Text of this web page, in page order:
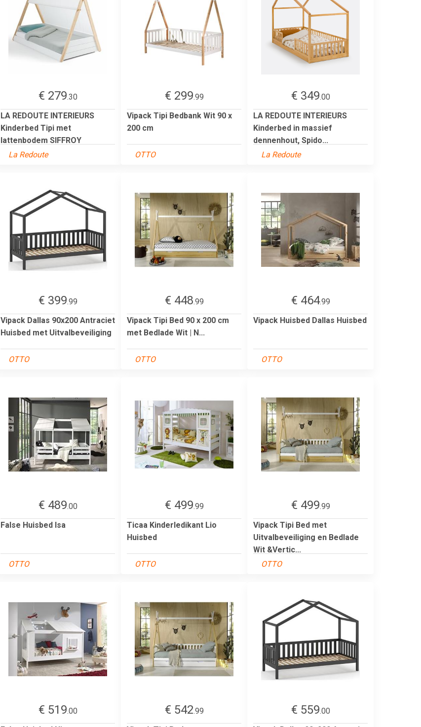
€ 279.30
LA REDOUTE INTERIEURS
Kinderbed Tipi met
lattenbodem SIFFROY
La Redoute
€ 299.99
Vipack Tipi Bedbank Wit 90 x
200 cm
OTTO
€ 349.00
LA REDOUTE INTERIEURS
Kinderbed in massief
dennenhout, Spido...
La Redoute
€ 399.99
Vipack Dallas 90x200 Antraciet
Huisbed met Uitvalbeveiliging
OTTO
€ 448.99
Vipack Tipi Bed 90 x 200 cm
met Bedlade Wit | N...
OTTO
€ 464.99
Vipack Huisbed Dallas Huisbed
OTTO
€ 489.00
False Huisbed Isa
OTTO
€ 499.99
Ticaa Kinderledikant Lio
Huisbed
OTTO
€ 499.99
Vipack Tipi Bed met
Uitvalbeveiliging en Bedlade
Wit &Vertic...
OTTO
€ 519.00
€ 542.99
€ 559.00